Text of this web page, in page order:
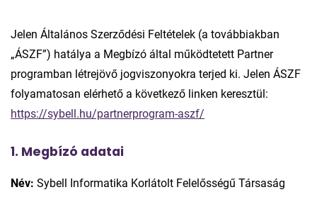
Jelen Általános Szerződési Feltételek (a továbbiakban
„ÁSZF”) hatálya a Megbízó által működtetett Partner
programban létrejövő jogviszonyokra terjed ki. Jelen ÁSZF
folyamatosan elérhető a következő linken keresztül:
https://sybell.hu/partnerprogram-aszf/
1. Megbízó adatai
Név: Sybell Informatika Korlátolt Felelősségű Társaság